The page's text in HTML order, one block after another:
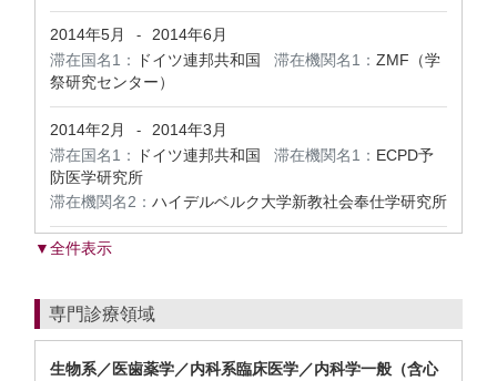
2014年5月 -
2014年6月
滞在国名1：
ドイツ連邦共和国 滞在機関名1： ZMF（学
祭研究センター）
2014年2月 -
2014年3月
滞在国名1：
ドイツ連邦共和国 滞在機関名1： ECPD予
防医学研究所
滞在機関名2： ハイデルベルク大学新教社会奉仕学研究所
▼全件表示
専門診療領域
生物系／医歯薬学／内科系臨床医学／内科学一般（含心